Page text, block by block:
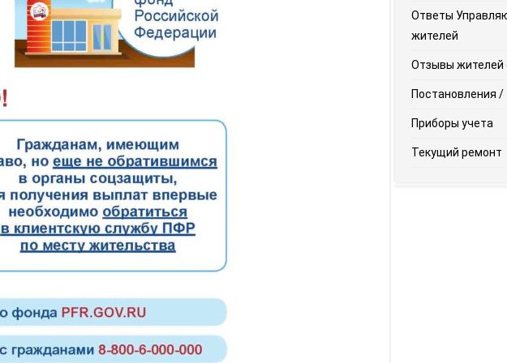
Ответы
жителей
Отзывы жителей
Постановления
Приборы учета
Текущий ремонт